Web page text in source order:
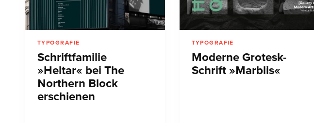
TYPOGRAFIE
Schriftfamilie
»Heltar« bei The
Northern Block
erschienen
TYPOGRAFIE
Moderne Grotesk-
Schrift »Marblis«